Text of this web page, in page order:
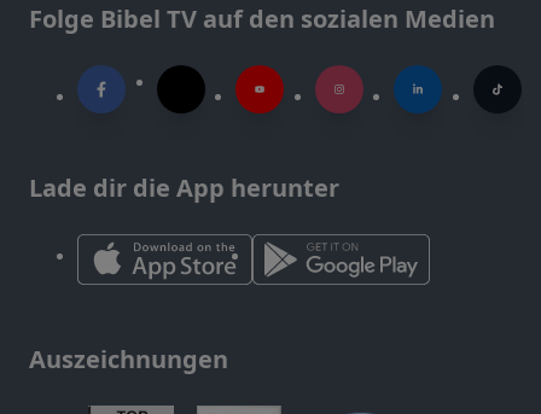
Folge Bibel TV auf den sozialen Medien
Lade dir die App herunter
Auszeichnungen